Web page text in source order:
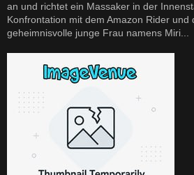
an und richtet ein Massaker in der
Konfrontation mit dem Amazon Rider und
geheimnisvolle junge Frau namens Miri...